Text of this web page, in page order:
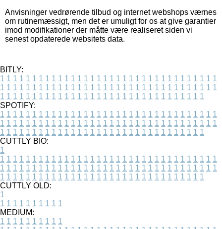
Anvisninger vedrørende tilbud og internet webshops værnes
om rutinemæssigt, men det er umuligt for os at give garantier
imod modifikationer der måtte være realiseret siden vi
senest opdaterede websitets data.
BITLY:
1 1 1 1 1 1 1 1 1 1 1 1 1 1 1 1 1 1 1 1 1 1 1 1 1 1 1 1 1 1 1 1 1 1
1 1 1 1 1 1 1 1 1 1 1 1 1 1 1 1 1 1 1 1 1 1 1 1 1 1 1 1 1 1 1 1 1 1
1 1 1 1 1 1 1 1 1 1 1 1 1 1 1 1 1 1 1 1 1 1 1 1 1 1 1 1 1 1 1 1
SPOTIFY:
1 1 1 1 1 1 1 1 1 1 1 1 1 1 1 1 1 1 1 1 1 1 1 1 1 1 1 1 1 1 1 1 1 1
1 1 1 1 1 1 1 1 1 1 1 1 1 1 1 1 1 1 1 1 1 1 1 1 1 1 1 1 1 1 1 1 1 1
1 1 1 1 1 1 1 1 1 1 1 1 1 1 1 1 1 1 1 1 1 1 1 1 1 1 1 1 1 1 1 1
CUTTLY BIO:
1
1 1 1 1 1 1 1 1 1 1 1 1 1 1 1 1 1 1 1 1 1 1 1 1 1 1 1 1 1 1 1 1 1 1
1 1 1 1 1 1 1 1 1 1 1 1 1 1 1 1 1 1 1 1 1 1 1 1 1 1 1 1 1 1 1 1 1 1
1 1 1 1 1 1 1 1 1 1 1 1 1 1 1 1 1 1 1 1 1 1 1 1 1 1 1 1 1 1 1 1
CUTTLY OLD:
1
1 1 1 1 1 1 1 1 1 1
MEDIUM:
1 1 1 1 1 1 1 1 1 1